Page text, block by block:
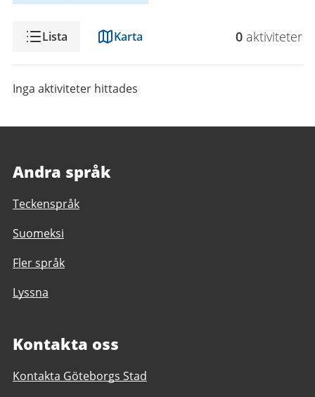
VisningLista Karta 0 aktiviteter
Inga aktiviteter hittades
Andra språk
Teckenspråk
Suomeksi
Fler språk
Lyssna
Kontakta oss
Kontakta Göteborgs Stad